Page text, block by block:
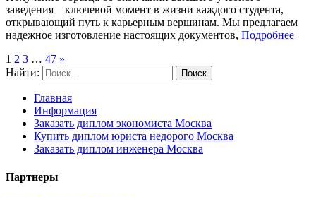
заведения – ключевой момент в жизни каждого студента,
открывающий путь к карьерным вершинам. Мы предлагаем
надежное изготовление настоящих документов, Подробнее
1 2 3 … 47 »
Найти:
Главная
Информация
Заказать диплом экономиста Москва
Купить диплом юриста недорого Москва
Заказать диплом инженера Москва
Партнеры